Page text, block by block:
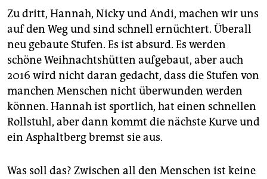
Zu dritt, Hannah, Nicky und Andi, machen wir uns
auf den Weg und sind schnell ernüchtert. Überall
neu gebaute Stufen. Es ist absurd. Es werden
schöne Weihnachtshütten aufgebaut, aber auch
2016 wird nicht daran gedacht, dass die Stufen von
manchen Menschen nicht überwunden werden
können. Hannah ist sportlich, hat einen schnellen
Rollstuhl, aber dann kommt die nächste Kurve und
ein Asphaltberg bremst sie aus.
Was soll das? Zwischen all den Menschen ist keine